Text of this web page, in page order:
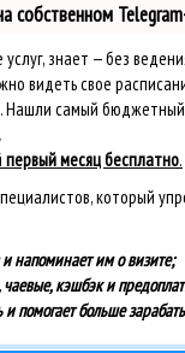
собственном
знает — без
видеть свое
Нашли самый
первый месяц бесплатно.
который
напоминает им о визите;
кэшбэк и
помогает больше